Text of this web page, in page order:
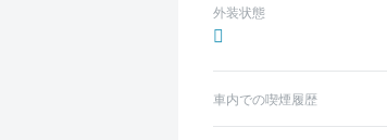
外装状態
車内での喫煙履歴